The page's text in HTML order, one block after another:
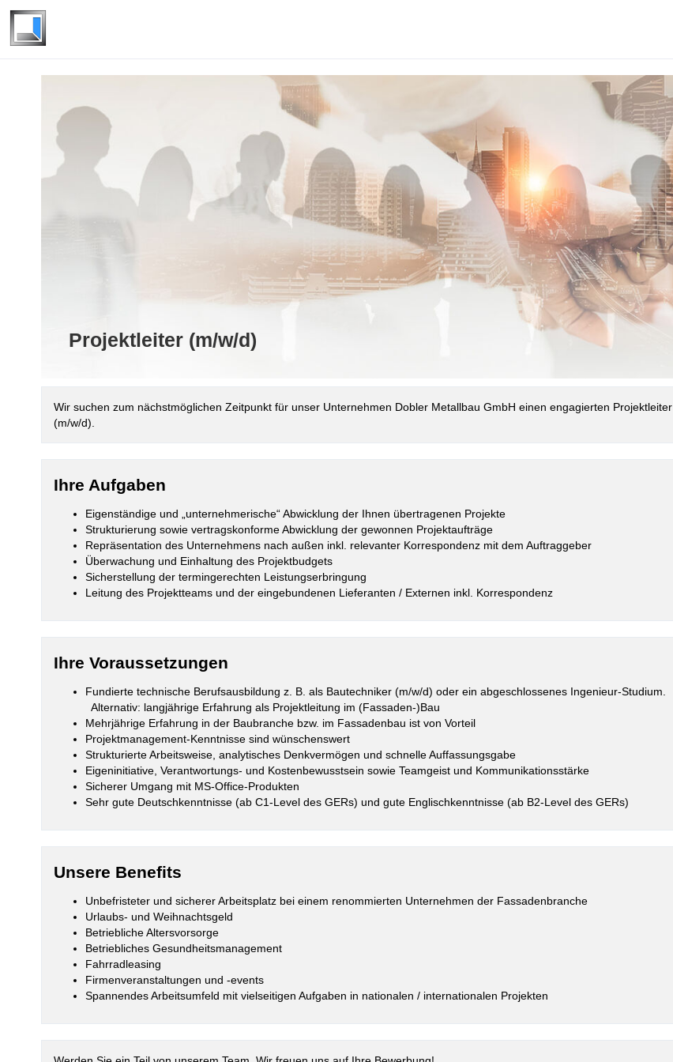
Projektleiter (m/w/d)
Wir suchen zum nächstmöglichen Zeitpunkt für unser Unternehmen Dobler Metallbau GmbH einen engagierten Projektleiter
(m/w/d).
Ihre Aufgaben
Eigenständige und „unternehmerische“ Abwicklung der Ihnen übertragenen Projekte
Strukturierung sowie vertragskonforme Abwicklung der gewonnen Projektaufträge
Repräsentation des Unternehmens nach außen inkl. relevanter Korrespondenz mit dem Auftraggeber
Überwachung und Einhaltung des Projektbudgets
Sicherstellung der termingerechten Leistungserbringung
Leitung des Projektteams und der eingebundenen Lieferanten / Externen inkl. Korrespondenz
Ihre Voraussetzungen
Fundierte technische Berufsausbildung z. B. als Bautechniker (m/w/d) oder ein abgeschlossenes Ingenieur-Studium.
Alternativ: langjährige Erfahrung als Projektleitung im (Fassaden-)Bau
Mehrjährige Erfahrung in der Baubranche bzw. im Fassadenbau ist von Vorteil
Projektmanagement-Kenntnisse sind wünschenswert
Strukturierte Arbeitsweise, analytisches Denkvermögen und schnelle Auffassungsgabe
Eigeninitiative, Verantwortungs- und Kostenbewusstsein sowie Teamgeist und Kommunikationsstärke
Sicherer Umgang mit MS-Office-Produkten
Sehr gute Deutschkenntnisse (ab C1-Level des GERs) und gute Englischkenntnisse (ab B2-Level des GERs)
Unsere Benefits
Unbefristeter und sicherer Arbeitsplatz bei einem renommierten Unternehmen der Fassadenbranche
Urlaubs- und Weihnachtsgeld
Betriebliche Altersvorsorge
Betriebliches Gesundheitsmanagement
Fahrradleasing
Firmenveranstaltungen und -events
Spannendes Arbeitsumfeld mit vielseitigen Aufgaben in nationalen / internationalen Projekten